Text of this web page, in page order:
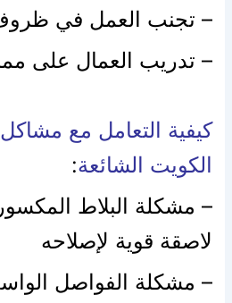
– تجنب العمل في
– تدريب العمال على
كيفية التعامل مع
الكويت الشائعة:
– مشكلة البلاط
لاصقة قوية لإصلاحه
– مشكلة الفواصل